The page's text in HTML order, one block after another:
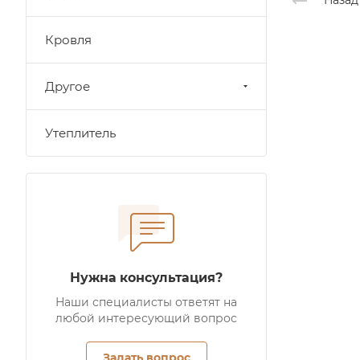
Кровля
Другое
Утеплитель
Нужна консультация?
Наши специалисты ответят на
любой интересующий вопрос